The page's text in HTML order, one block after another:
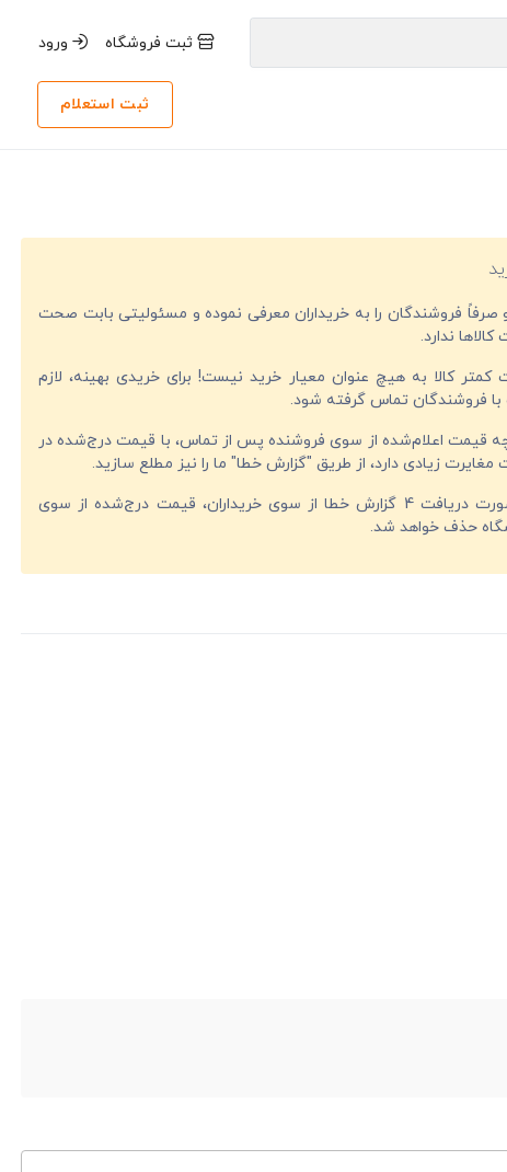
ثبت فروشگاه ورود
ثبت استعلام
صرفاً فروشندگان را به خریداران معرفی نموده و مسئولیتی بابت صحت
ندارد.
کمتر کالا به هیچ عنوان معیار خرید نیست! برای خریدی بهینه، لازم
فروشندگان تماس گرفته شود.
قیمت اعلام‌شده از سوی فروشنده پس از تماس، با قیمت درج‌شده در
مغایرت زیادی دارد، از طریق "گزارش خطا" ما را نیز مطلع سازید.
در صورت دریافت 4 گزارش خطا از سوی خریداران، قیمت درج‌شده از سوی
حذف خواهد شد.